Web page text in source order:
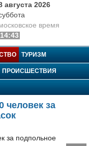
августа 2026
время
14:43
ТУРИЗМ
ПРОИСШЕСТВИЯ
человек за